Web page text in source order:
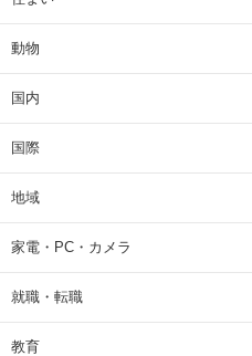
動物
国内
国際
地域
家電・PC・カメラ
就職・転職
教育